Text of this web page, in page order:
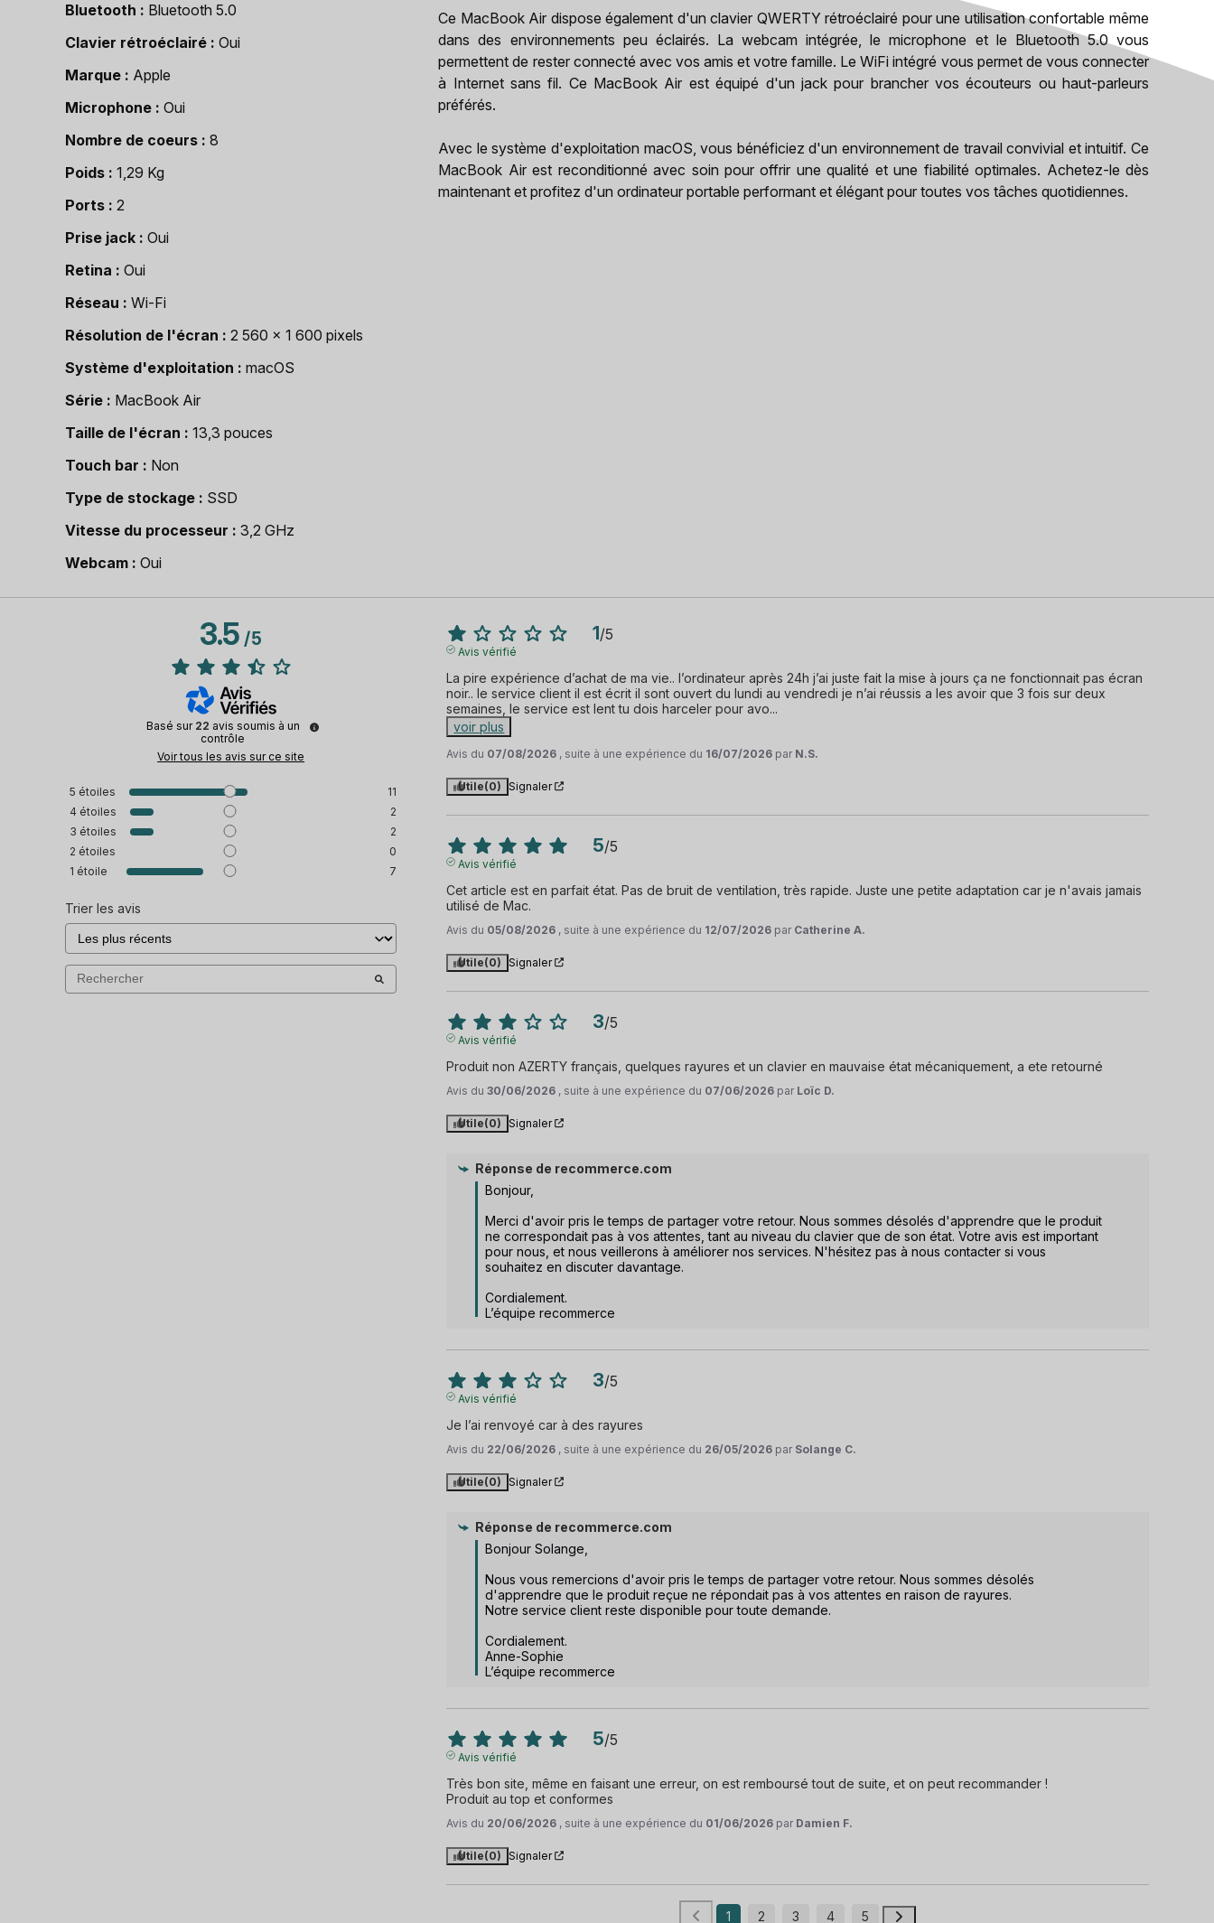
Bluetooth
Bluetooth 5.0
Clavier rétroéclairé
Oui
Marque
Apple
Microphone
Oui
Nombre de coeurs
8
Poids
1,29 Kg
Ports
2
Prise jack
Oui
Retina
Oui
Réseau
Wi-Fi
Résolution de l'écran
2 560 x 1 600 pixels
Système d'exploitation
macOS
Série
MacBook Air
Taille de l'écran
13,3 pouces
Touch bar
Non
Type de stockage
SSD
Vitesse du processeur
3,2 GHz
Webcam
Oui
Ce MacBook Air dispose également d'un clavier QWERTY rétroéclairé pour une utilisation confortable même
dans des environnements peu éclairés. La webcam intégrée, le microphone et le Bluetooth 5.0 vous
permettent de rester connecté avec vos amis et votre famille. Le WiFi intégré vous permet de vous connecter
à Internet sans fil. Ce MacBook Air est équipé d'un jack pour brancher vos écouteurs ou haut-parleurs
préférés.
Avec le système d'exploitation macOS, vous bénéficiez d'un environnement de travail convivial et intuitif. Ce
MacBook Air est reconditionné avec soin pour offrir une qualité et une fiabilité optimales. Achetez-le dès
maintenant et profitez d'un ordinateur portable performant et élégant pour toutes vos tâches quotidiennes.
3.5/5
Basé sur 22 avis soumis à un
contrôle
Voir tous les avis sur ce site
5 étoiles
11
4 étoiles
2
3 étoiles
2
2 étoiles
0
1 étoile 7
Trier les avis
1/5
Avis vérifié
La pire expérience d’achat de ma vie.. l’ordinateur après 24h j’ai juste fait la mise à jours ça ne fonctionnait pas écran
noir.. le service client il est écrit il sont ouvert du lundi au vendredi je n’ai réussis a les avoir que 3 fois sur deux
semaines, le service est lent tu dois harceler pour avo...
voir plus
Avis du 07/08/2026 , suite à une expérience du 16/07/2026 par N.S.
Utile(0) Signaler
5/5
Avis vérifié
Cet article est en parfait état. Pas de bruit de ventilation, très rapide. Juste une petite adaptation car je n'avais jamais
utilisé de Mac.
Avis du 05/08/2026 , suite à une expérience du 12/07/2026 par Catherine A.
Utile(0) Signaler
3/5
Avis vérifié
Produit non AZERTY français, quelques rayures et un clavier en mauvaise état mécaniquement, a ete retourné
Avis du30/06/2026 , suite à une expérience du 07/06/2026 par Loïc D.
Utile(0) Signaler
Réponse de recommerce.com
Bonjour,
Merci d'avoir pris le temps de partager votre retour. Nous sommes désolés d'apprendre que le produit
ne correspondait pas à vos attentes, tant au niveau du clavier que de son état. Votre avis est important
pour nous, et nous veillerons à améliorer nos services. N'hésitez pas à nous contacter si vous
souhaitez en discuter davantage.
Cordialement.
L’équipe recommerce
3/5
Avis vérifié
Je l’ai renvoyé car à des rayures
Avis du 22/06/2026 , suite à une expérience du 26/05/2026 par Solange C.
Utile(0) Signaler
Réponse de recommerce.com
Bonjour Solange,
Nous vous remercions d'avoir pris le temps de partager votre retour. Nous sommes désolés
d'apprendre que le produit reçue ne répondait pas à vos attentes en raison de rayures.
Notre service client reste disponible pour toute demande.
Cordialement.
Anne-Sophie
L’équipe recommerce
5/5
Avis vérifié
Très bon site, même en faisant une erreur, on est remboursé tout de suite, et on peut recommander !
Produit au top et conformes
Avis du 20/06/2026 , suite à une expérience du 01/06/2026 par Damien F.
Utile(0) Signaler
1 2 3 4 5